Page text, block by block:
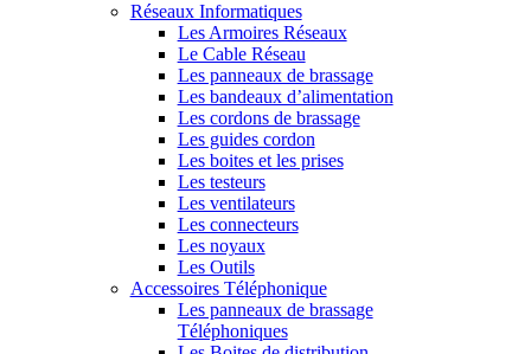
Réseaux Informatiques
Les Armoires Réseaux
Le Cable Réseau
Les panneaux de brassage
Les bandeaux d’alimentation
Les cordons de brassage
Les guides cordon
Les boites et les prises
Les testeurs
Les ventilateurs
Les connecteurs
Les noyaux
Les Outils
Accessoires Téléphonique
Les panneaux de brassage
Téléphoniques